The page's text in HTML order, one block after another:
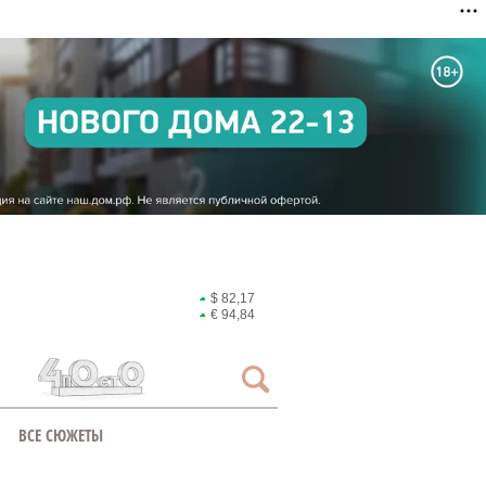
$ 82,17
€ 94,84
ВСЕ СЮЖЕТЫ